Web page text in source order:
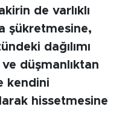
de varlıklı
şükretmesine,
dağılımı
düşmanlıktan
kendini
hissetmesine